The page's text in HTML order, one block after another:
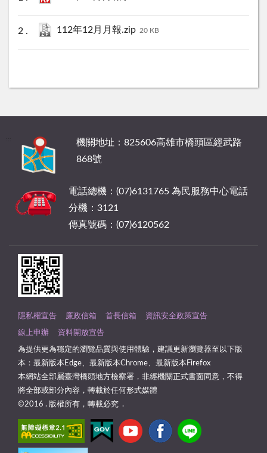
112年12月月報.zip 20 KB
機關地址：825606高雄市橋頭區經武路
868號
電話總機：(07)6131765 為民服務中心電話
分機：3121
傳真號碼：(07)6120562
隱私權宣告 廉政信箱 首長信箱 資訊安全政策宣告
線上申辦 資料開放宣告
為提供更為穩定的瀏覽品質與使用體驗，建議更新瀏覽器至以下版
本：最新版本Edge、最新版本Chrome、最新版本Firefox
本網站全部屬臺灣橋頭地方檢察署，非經機關正式書面同意，不得
將全部或部分內容，轉載於任何形式媒體
©2016 . 版權所有，轉載必究 .